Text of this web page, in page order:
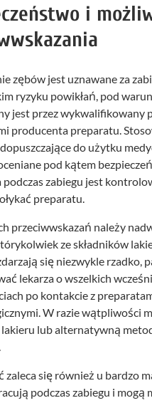
i
zębów jest uznawane za
ryzyku powikłań, pod
jest przez wykwalifikowany
producenta preparatu.
do użytku
pod kątem
zabiegu jest
preparatu.
przeciwwskazań należy
ze składników
się niezwykle rzadko,
lekarza o wszelkich
po kontakcie z
W razie wątpliwości
lakieru lub alternatywną
się również u bardzo
podczas zabiegu i mogą